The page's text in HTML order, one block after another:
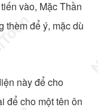
vào, Mặc Thần
thèm để ý, mặc dù
này để cho
để cho một tên ôn